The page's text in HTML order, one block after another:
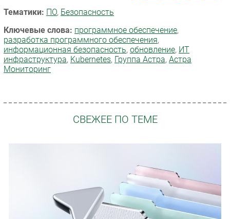
Тематики: ПО, Безопасность
Ключевые слова: программное обеспечение,
разработка программного обеспечения,
информационная безопасность, обновление, ИТ
инфраструктура, Kubernetes, Группа Астра, Астра
Мониторинг
СВЕЖЕЕ ПО ТЕМЕ